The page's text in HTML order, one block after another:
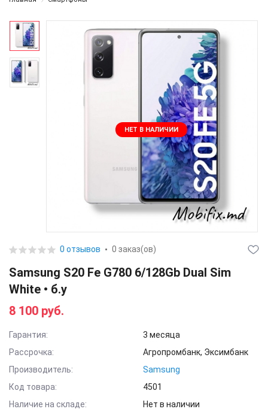
НЕТ В НАЛИЧИИ
0 отзывов 0 заказ(ов)
Samsung S20 Fe G780 6/128Gb Dual Sim
White • б.у
8 100 руб.
Гарантия:
3 месяца
Рассрочка:
Агропромбанк, Эксимбанк
Производитель:
Samsung
Код товара:
4501
Наличие на складе:
Нет в наличии